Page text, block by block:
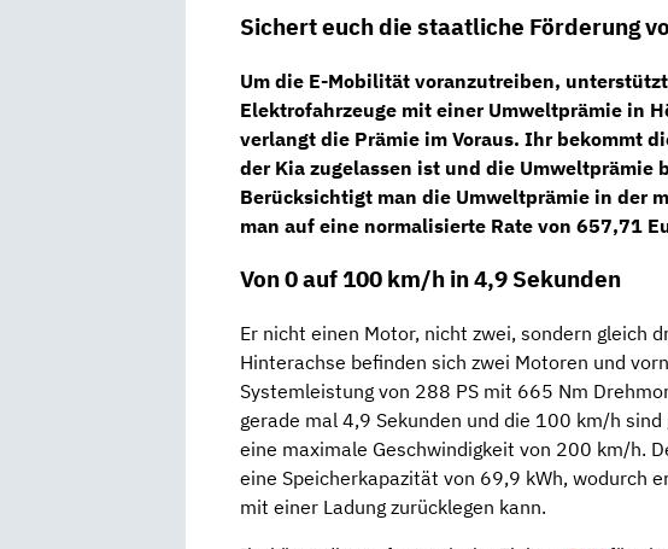
Sichert euch die staatliche Förderung
Um die E-Mobilität voranzutreiben,
Elektrofahrzeuge mit einer Umweltprämie in
verlangt die Prämie im Voraus. Ihr bekommt
der Kia zugelassen ist und die Umweltprämie
Berücksichtigt man die Umweltprämie in der
man auf eine normalisierte Rate von 657,71
Von 0 auf 100 km/h in 4,9 Sekunden
Er nicht einen Motor, nicht zwei, sondern gleich
Hinterachse befinden sich zwei Motoren und
Systemleistung von 288 PS mit 665 Nm
gerade mal 4,9 Sekunden und die 100 km/h sind
eine maximale Geschwindigkeit von 200 km/h.
eine Speicherkapazität von 69,9 kWh, wodurch
mit einer Ladung zurücklegen kann.